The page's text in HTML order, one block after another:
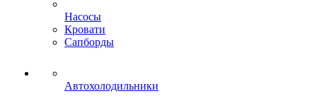
Насосы
Кровати
Сапборды
Автохолодильники